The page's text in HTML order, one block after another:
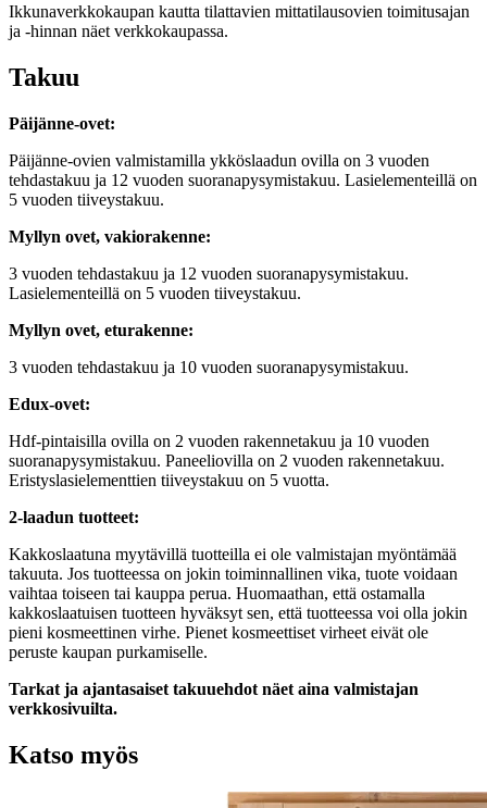
Ikkunaverkkokaupan kautta tilattavien mittatilausovien toimitusajan
ja -hinnan näet verkkokaupassa.
Takuu
Päijänne-ovet:
Päijänne-ovien valmistamilla ykköslaadun ovilla on 3 vuoden
tehdastakuu ja 12 vuoden suoranapysymistakuu. Lasielementeillä on
5 vuoden tiiveystakuu.
Myllyn ovet, vakiorakenne:
3 vuoden tehdastakuu ja 12 vuoden suoranapysymistakuu.
Lasielementeillä on 5 vuoden tiiveystakuu.
Myllyn ovet, eturakenne:
3 vuoden tehdastakuu ja 10 vuoden suoranapysymistakuu.
Edux-ovet:
Hdf-pintaisilla ovilla on 2 vuoden rakennetakuu ja 10 vuoden
suoranapysymistakuu. Paneeliovilla on 2 vuoden rakennetakuu.
Eristyslasielementtien tiiveystakuu on 5 vuotta.
2-laadun tuotteet:
Kakkoslaatuna myytävillä tuotteilla ei ole valmistajan myöntämää
takuuta. Jos tuotteessa on jokin toiminnallinen vika, tuote voidaan
vaihtaa toiseen tai kauppa perua. Huomaathan, että ostamalla
kakkoslaatuisen tuotteen hyväksyt sen, että tuotteessa voi olla jokin
pieni kosmeettinen virhe. Pienet kosmeettiset virheet eivät ole
peruste kaupan purkamiselle.
Tarkat ja ajantasaiset takuuehdot näet aina valmistajan
verkkosivuilta.
Katso myös